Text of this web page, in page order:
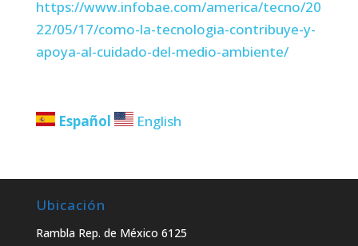
https://www.infobae.com/america/tecno/20
22/05/17/como-la-tecnologia-contribuye-y-
apoya-al-cuidado-del-medio-ambiente/
Español English
Ubicación
Rambla Rep. de México 6125